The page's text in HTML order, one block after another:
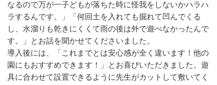
なるので万が一子どもが落ちた時に怪我をしないかハラハ
ラするんです。」「何回土を入れても掘れて凹んでくる
し、水溜りも乾きにくくて雨の後は外で遊べなかったんで
す。」とお話を聞かせてくださいました。
導入後には、「これまでとは安心感が全く違います！他の
園にもおすすめできます！」とお喜びいただきました。遊
具に合わせて設置できるように先生がカットして敷いてく